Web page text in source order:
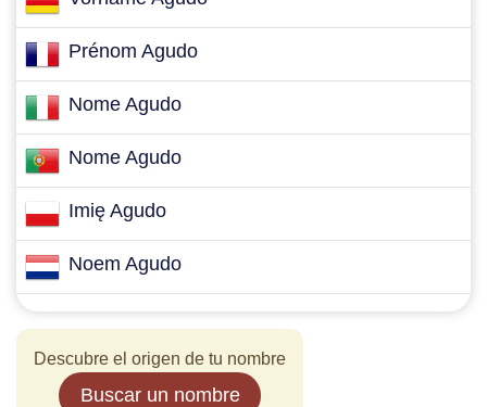
Prénom Agudo
Nome Agudo
Nome Agudo
Imię Agudo
Noem Agudo
Descubre el origen de tu nombre
Buscar un nombre